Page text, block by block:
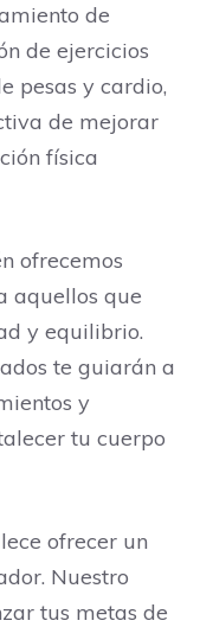
de
de ejercicios
pesas y cardio,
de mejorar
física
ofrecemos
aquellos que
y equilibrio.
te guiarán a
y
tu cuerpo
ofrecer un
Nuestro
tus metas de